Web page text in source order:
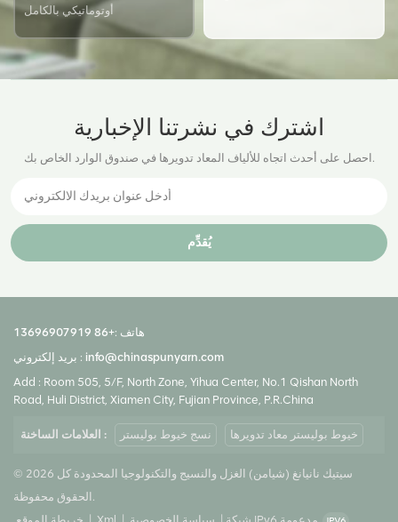
أوتوماتيكي بالكامل
اشترك في نشرتنا الإخبارية
احصل على أحدث اتجاه للألياف المعاد تدويرها في صندوق الوارد الخاص بك.
يُقدِّم
هاتف :+86 13696907919
بريد إلكتروني : info@chinaspunyarn.com
Add : Room 505, 5/F, North Zone, Yihua Center, No.1 Qishan North
Road, Huli District, Xiamen City, Fujian Province, P.R.China
العلامات الساخنة : نسج خيوط بوليستر خيوط بوليستر معاد تدويرها
© 2026 سيتيك نانيانغ (شيامن) الغزل والنسيج والتكنولوجيا المحدودة كل
الحقوق محفوظة.